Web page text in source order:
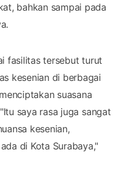
bahkan sampai pada
fasilitas tersebut turut
kesenian di berbagai
suasana
saya rasa juga sangat
kesenian,
di Kota Surabaya,"